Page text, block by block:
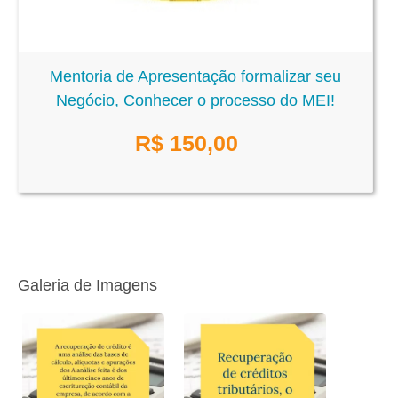
Mentoria de Apresentação formalizar seu
Negócio, Conhecer o processo do MEI!
R$ 150,00
Galeria de Imagens